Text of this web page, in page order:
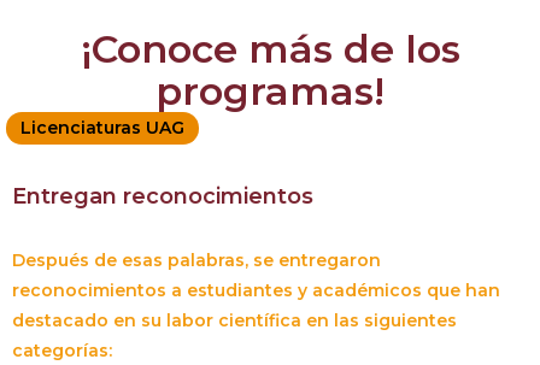
¡Conoce más de los
programas!
Licenciaturas UAG
Entregan reconocimientos
Después de esas palabras, se entregaron
reconocimientos a estudiantes y académicos que han
destacado en su labor científica en las siguientes
categorías: